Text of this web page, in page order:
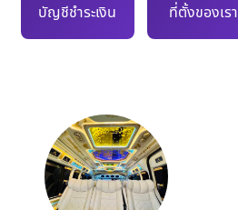
บัญชีชำระเงิน ที่ตั้งของเรา